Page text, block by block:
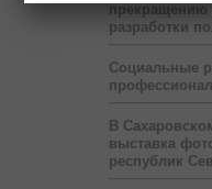
прекращению
разработки
Социальные
В
выставка
республик